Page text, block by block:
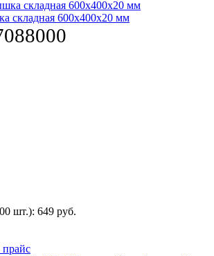
складная 600х400х20 мм
шт.): 649 руб.